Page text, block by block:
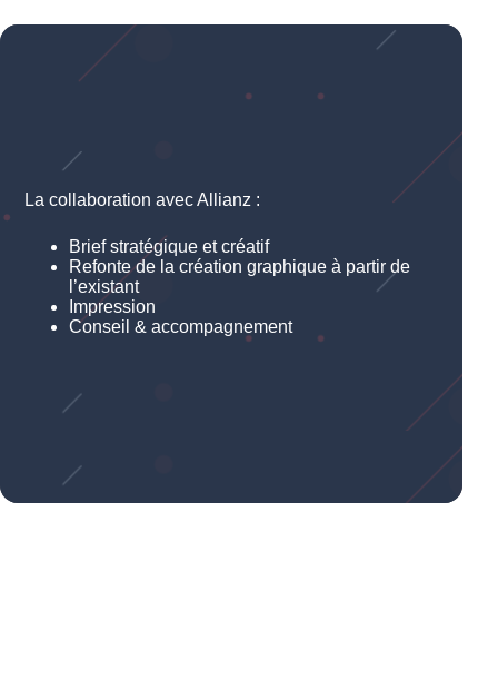
La collaboration avec Allianz :
Brief stratégique et créatif
Refonte de la création graphique à partir de
l’existant
Impression
Conseil & accompagnement